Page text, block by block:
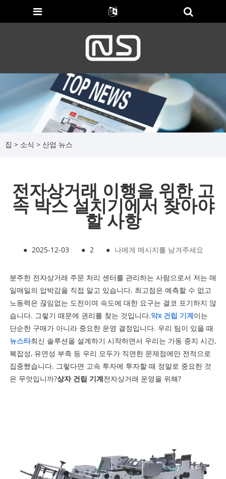
집 > 소식 > 산업 뉴스
전자상거래 이행을 위한 고
속 박스 설치기에서 찾아야
할 사항
● 2025-12-03 ● 2 ● 나에게 메시지를 남겨주세요
분주한 전자상거래 주문 처리 센터를 관리하는 사람으로서 저는 매
일매일의 압박감을 직접 알고 있습니다. 최고점은 예측할 수 없고
노동력은 끊임없는 도전이며 속도에 대한 요구는 결코 포기하지 않
습니다. 그렇기 때문에 권리를 찾는 것입니다.악x 건립 기계이는
단순한 구매가 아니라 중요한 운영 결정입니다. 우리 팀이 있을 때
뉴스타최신 솔루션을 설계하기 시작하면서 우리는 가동 중지 시간,
복잡성, 유연성 부족 등 우리 모두가 직면한 문제점에만 전적으로
집중했습니다. 그렇다면 고속 투자에 투자할 때 정말로 중요한 것
은 무엇입니까?상자 건립 기계전자상거래 운영을 위해?